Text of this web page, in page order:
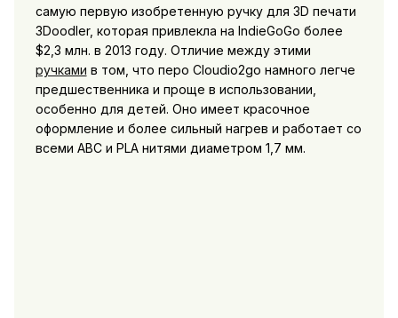
самую первую изобретенную ручку для 3D печати
3Doodler, которая привлекла на IndieGoGo более
$2,3 млн. в 2013 году. Отличие между этими
ручками в том, что перо Cloudio2go намного легче
предшественника и проще в использовании,
особенно для детей. Оно имеет красочное
оформление и более сильный нагрев и работает со
всеми ABC и PLA нитями диаметром 1,7 мм.